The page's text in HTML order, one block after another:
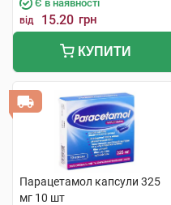
Є в наявності
від 15.20 грн
КУПИТИ
Парацетамол капсули 325
мг 10 шт